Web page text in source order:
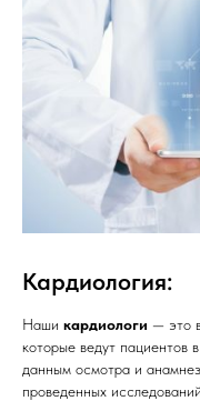
Кардиология:
Наши кардиологи — это
которые ведут пациентов
данным осмотра и
проведенных